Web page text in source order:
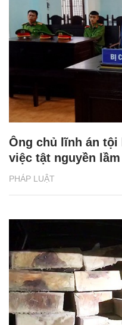
PHÁP LUẬT
Ông chủ lĩnh án tội
việc tật nguyền